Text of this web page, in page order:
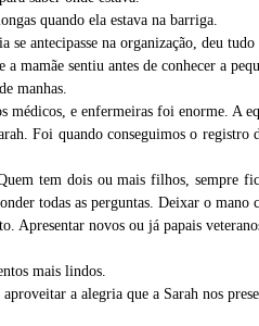
quando ela estava na barriga.
antecipasse na organização, deu tudo
mamãe sentiu antes de conhecer a
manhas.
médicos, e enfermeiras foi enorme. A
Foi quando conseguimos o
tem dois ou mais filhos, sempre
todas as perguntas. Deixar o mano
Apresentar novos ou já papais
mais lindos.
a alegria que a Sarah nos